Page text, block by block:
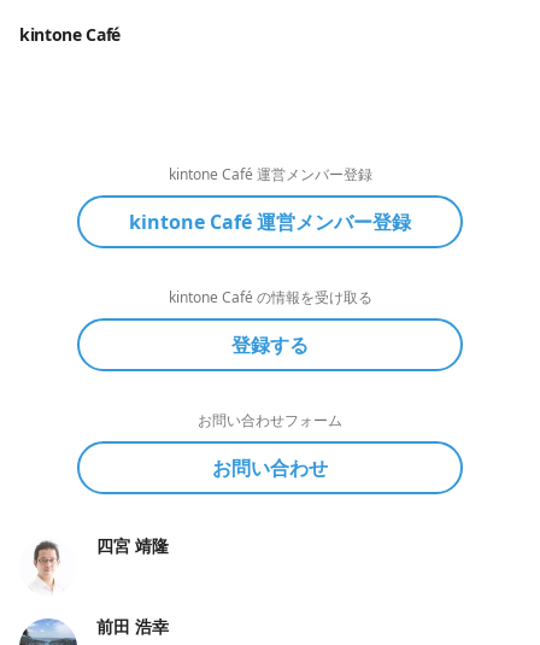
kintone Café
kintone Café 運営メンバー登録
kintone Café 運営メンバー登録
kintone Café の情報を受け取る
登録する
お問い合わせフォーム
お問い合わせ
四宮 靖隆
前田 浩幸